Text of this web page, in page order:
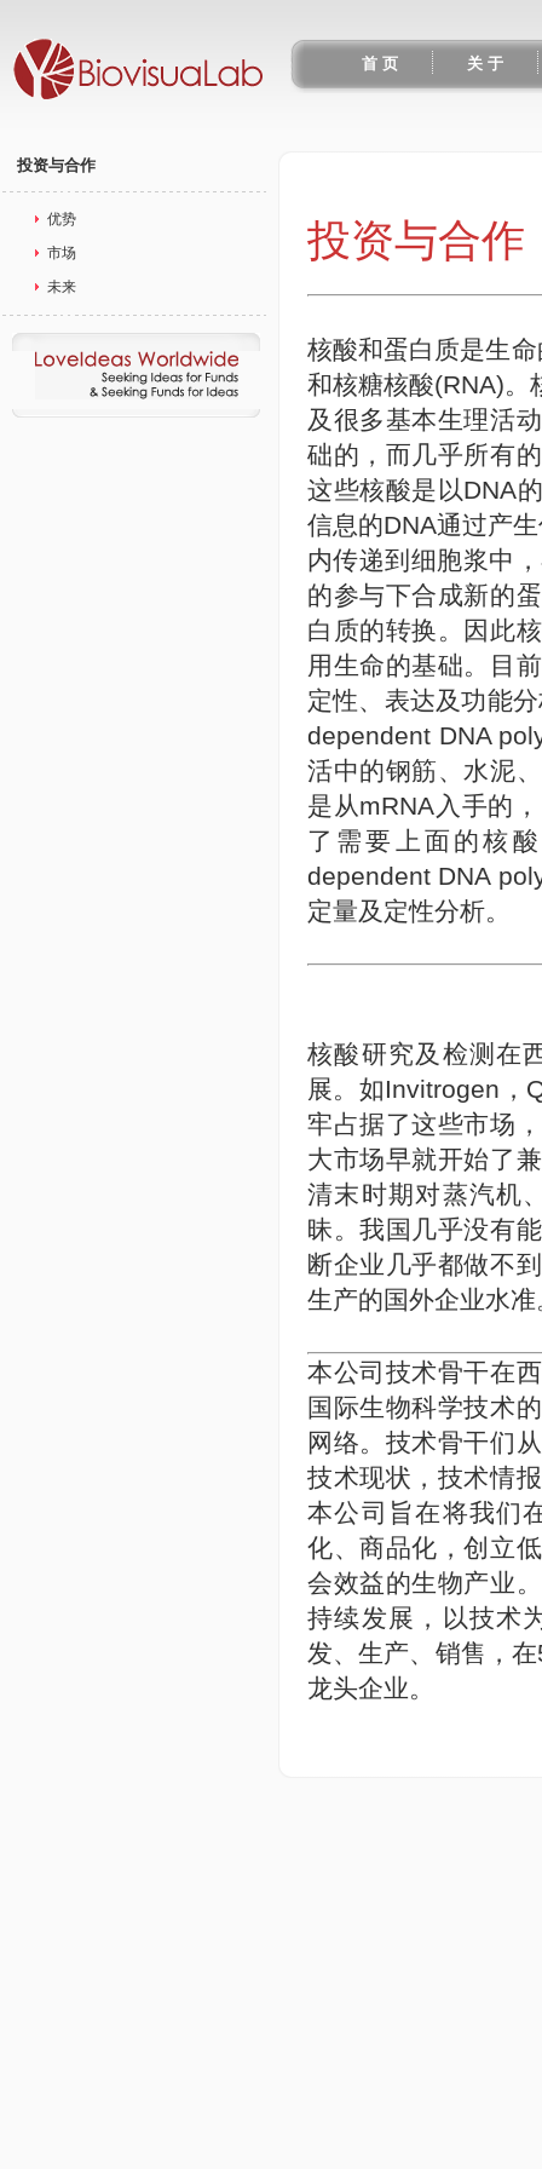
首 页 关 于
投资与合作
优势
市场
未来
投资与合作
核酸和蛋白质是生
和核糖核酸(RNA)。
及很多基本生理活
础的，而几乎所有
这些核酸是以DNA
信息的DNA通过产
内传递到细胞浆中
的参与下合成新的
白质的转换。因此
用生命的基础。目
定性、表达及功能
dependent DNA
活中的钢筋、水泥
是从mRNA入手的
了需要上面的核
dependent DNA
定量及定性分析。
核酸研究及检测在
展。如Invitrogen，
牢占据了这些市场
大市场早就开始了
清末时期对蒸汽机
昧。我国几乎没有
断企业几乎都做不
生产的国外企业水准
本公司技术骨干在
国际生物科学技术
网络。技术骨干们
技术现状，技术情
本公司旨在将我们
化、商品化，创立
会效益的生物产业
持续发展，以技术
发、生产、销售，
龙头企业。